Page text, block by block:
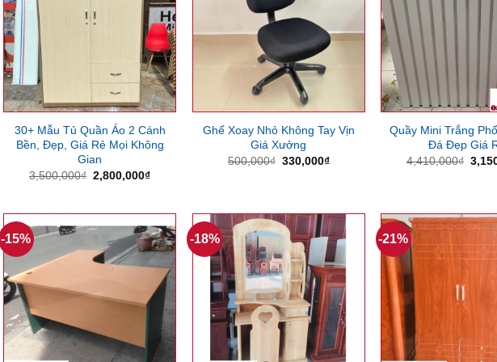
30+ Mẫu Tủ Quần Áo 2 Cánh
Bền, Đẹp, Giá Rẻ Mọi Không
Gian
3,500,000₫ Giá
2,800,000₫Giá
2,800,000₫.
Ghế Xoay Nhỏ Không Tay Vịn
Giá Xưởng
500,000₫ Giá
330,000₫Giá
Quầy Mini Trắng
Đá Đẹp Giá
4,410,000₫ Giá
-15% -18% -21%